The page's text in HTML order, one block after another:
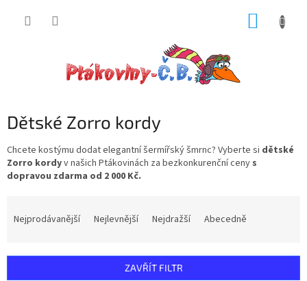
Dětské Zorro kordy
Chcete kostýmu dodat elegantní šermířský šmrnc? Vyberte si dětské
Zorro kordyv našich Ptákovinách za bezkonkurenční ceny s
dopravou zdarma od 2 000 Kč.
Nejprodávanější Nejlevnější Nejdražší Abecedně
ZAVŘÍT FILTR